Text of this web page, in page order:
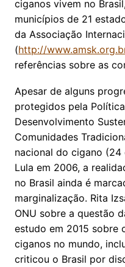
ciganos vivem no
municípios de 21
da Associação
(http://
referências sobre as
Apesar de alguns
protegidos pela
Desenvolvimento
Comunidades
nacional do cigano
Lula em 2006, a
no Brasil ainda é
marginalização. Rita
ONU sobre a questão
estudo em 2015 sobre
ciganos no mundo,
criticou o Brasil por